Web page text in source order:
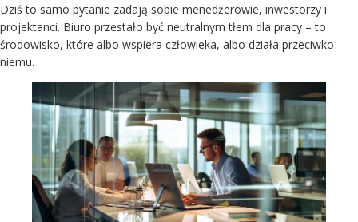
Dziś to samo pytanie zadają sobie menedżerowie, inwestorzy i
projektanci. Biuro przestało być neutralnym tłem dla pracy – to
środowisko, które albo wspiera człowieka, albo działa przeciwko
niemu.